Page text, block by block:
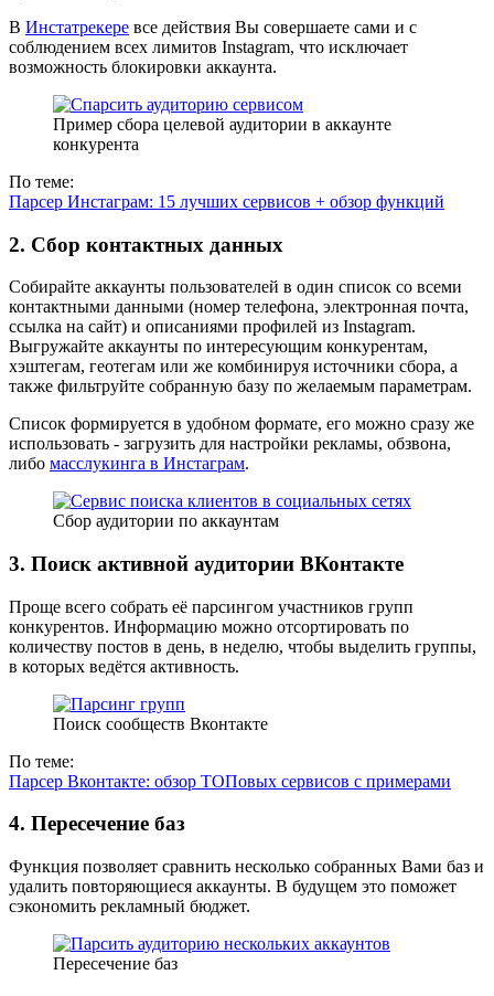
В Инстатрекере все действия Вы совершаете сами и с
соблюдением всех лимитов Instagram, что исключает
возможность блокировки аккаунта.
Пример сбора целевой аудитории в аккаунте
конкурента
По теме:
Парсер Инстаграм: 15 лучших сервисов + обзор функций
2. Сбор контактных данных
Собирайте аккаунты пользователей в один список со всеми
контактными данными (номер телефона, электронная почта,
ссылка на сайт) и описаниями профилей из Instagram.
Выгружайте аккаунты по интересующим конкурентам,
хэштегам, геотегам или же комбинируя источники сбора, а
также фильтруйте собранную базу по желаемым параметрам.
Список формируется в удобном формате, его можно сразу же
использовать - загрузить для настройки рекламы, обзвона,
либо масслукинга в Инстаграм.
Сбор аудитории по аккаунтам
3. Поиск активной аудитории ВКонтакте
Проще всего собрать её парсингом участников групп
конкурентов. Информацию можно отсортировать по
количеству постов в день, в неделю, чтобы выделить группы,
в которых ведётся активность.
Поиск сообществ Вконтакте
По теме:
Парсер Вконтакте: обзор ТОПовых сервисов с примерами
4. Пересечение баз
Функция позволяет сравнить несколько собранных Вами баз и
удалить повторяющиеся аккаунты. В будущем это поможет
сэкономить рекламный бюджет.
Пересечение баз